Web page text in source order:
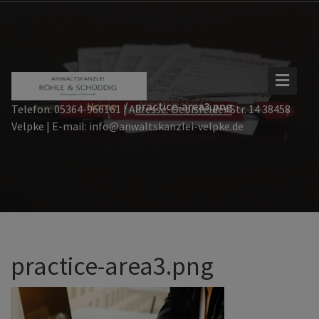
Telefon: 05364-966161 | Adresse: Oebisfelder Str. 14 38458
Velpke | E-mail: info@anwaltskanzlei-velpke.de
Home practice-area3.png
practice-area3.png